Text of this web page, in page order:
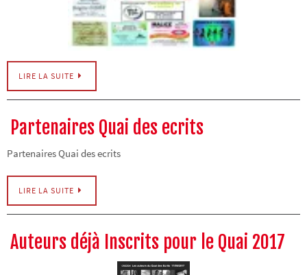
LIRE LA SUITE
Partenaires Quai des ecrits
Partenaires Quai des ecrits
LIRE LA SUITE
Auteurs déjà Inscrits pour le Quai 2017